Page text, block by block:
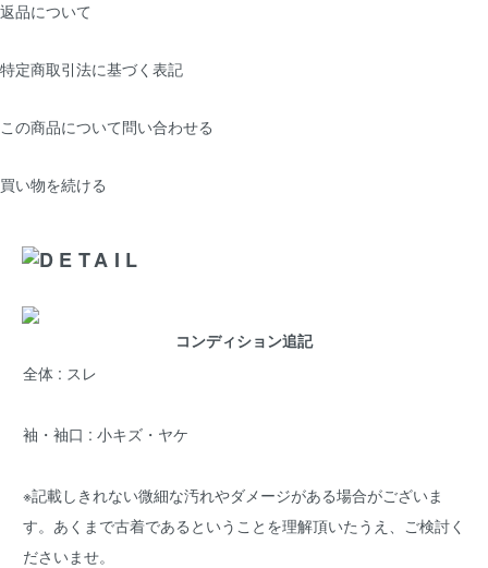
返品について
特定商取引法に基づく表記
この商品について問い合わせる
買い物を続ける
コンディション追記
全体 : スレ
袖・袖口 : 小キズ・ヤケ
※記載しきれない微細な汚れやダメージがある場合がございま
す。あくまで古着であるということを理解頂いたうえ、ご検討く
ださいませ。